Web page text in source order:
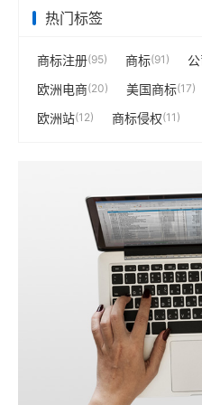
热门标签
商标注册(95) 商标(91)
欧洲电商(20) 美国商标(17)
欧洲站(12) 商标侵权(11)